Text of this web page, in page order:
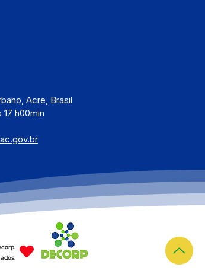
Acre, Brasil
17 h00min